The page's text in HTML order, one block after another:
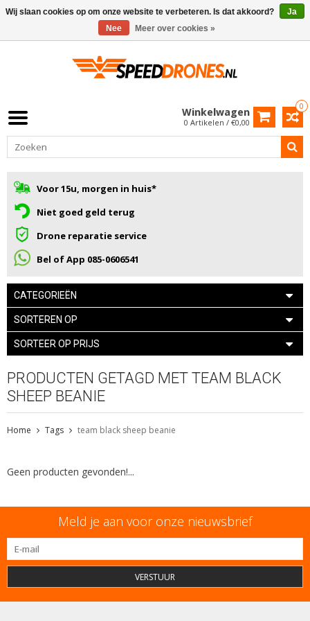
0
Winkelwagen
0 Artikelen / €0,00
Voor 15u, morgen in huis*
Niet goed geld terug
Drone reparatie service
Bel of App 085-0606541
CATEGORIEËN
SORTEREN OP
SORTEER OP PRIJS
PRODUCTEN GETAGD MET TEAM BLACK
SHEEP BEANIE
Home Tags team black sheep beanie
Geen producten gevonden!...
Meld je aan voor onze nieuwsbrief
VERSTUUR
Wij slaan cookies op om onze website te verbeteren. Is dat akkoord?
Ja
Nee
Meer over cookies »